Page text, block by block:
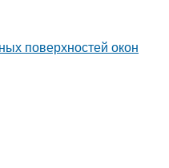
поверхностей окон